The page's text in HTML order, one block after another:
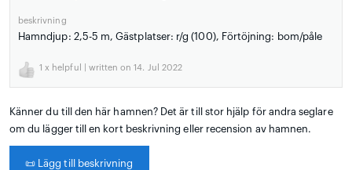
beskrivning
Hamndjup: 2,5-5 m, Gästplatser: r/g (100), Förtöjning: bom/påle
1 x helpful | written on 14. Jul 2022
Känner du till den här hamnen? Det är till stor hjälp för andra seglare
om du lägger till en kort beskrivning eller recension av hamnen.
📜 Lägg till beskrivning